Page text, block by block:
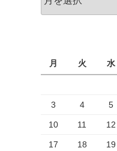
ー
月
火 水
3 4 5
10 11 12
17 18 19